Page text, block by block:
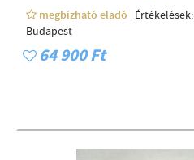
megbízható eladó
Értékelések:
Budapest
64 900 Ft